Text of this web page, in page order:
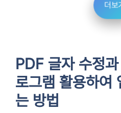
더보
PDF 글자 수정
로그램 활용하여
는 방법